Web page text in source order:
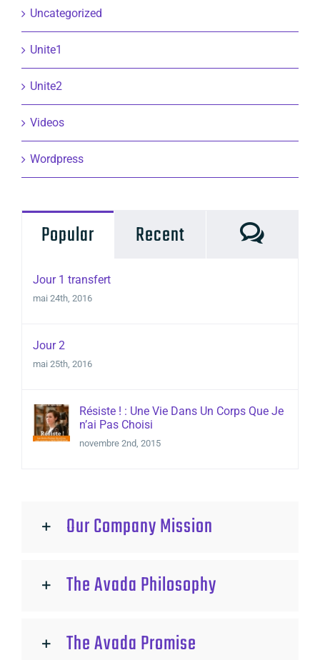
Uncategorized
Unite1
Unite2
Videos
Wordpress
Popular Recent
Jour 1 transfert
mai 24th, 2016
Jour 2
mai 25th, 2016
Résiste ! : Une Vie Dans Un Corps Que Je
n’ai Pas Choisi
novembre 2nd, 2015
Our Company Mission
The Avada Philosophy
The Avada Promise